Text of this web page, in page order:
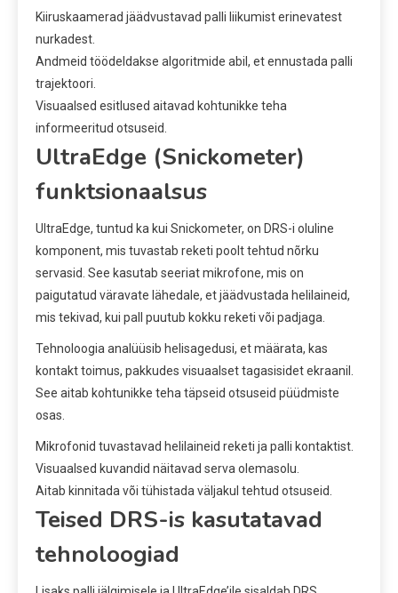
Kiiruskaamerad jäädvustavad palli liikumist erinevatest
nurkadest.
Andmeid töödeldakse algoritmide abil, et ennustada palli
trajektoori.
Visuaalsed esitlused aitavad kohtunikke teha
informeeritud otsuseid.
UltraEdge (Snickometer)
funktsionaalsus
UltraEdge, tuntud ka kui Snickometer, on DRS-i oluline
komponent, mis tuvastab reketi poolt tehtud nõrku
servasid. See kasutab seeriat mikrofone, mis on
paigutatud väravate lähedale, et jäädvustada helilaineid,
mis tekivad, kui pall puutub kokku reketi või padjaga.
Tehnoloogia analüüsib helisagedusi, et määrata, kas
kontakt toimus, pakkudes visuaalset tagasisidet ekraanil.
See aitab kohtunikke teha täpseid otsuseid püüdmiste
osas.
Mikrofonid tuvastavad helilaineid reketi ja palli kontaktist.
Visuaalsed kuvandid näitavad serva olemasolu.
Aitab kinnitada või tühistada väljakul tehtud otsuseid.
Teised DRS-is kasutatavad
tehnoloogiad